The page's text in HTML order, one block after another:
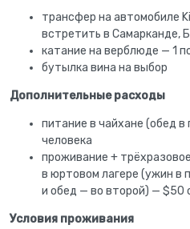
трансфер на автомобиле
встретить в Самарканде,
катание на верблюде — 1
бутылка вина на выбор
Дополнительные расходы
питание в чайхане (обед
человека
проживание +
в юртовом лагере (ужин в
и обед — во второй) — $50
Условия проживания